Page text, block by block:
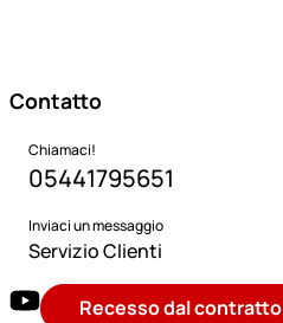
Contatto
Chiamaci!
05441795651
Inviaci un messaggio
Servizio Clienti
Recesso dal contratto